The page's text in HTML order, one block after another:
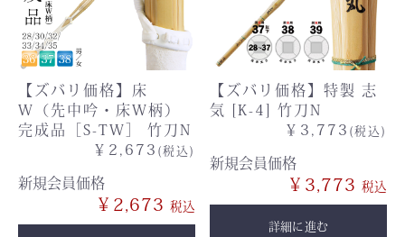
【ズバリ価格】床
W（先中吟・床W柄）
完成品［S-TW］ 竹刀N
￥2,673 (税込)
新規会員価格
￥2,673
【ズバリ価格】特製 志
気 [K-4] 竹刀N
￥3,773 (税込)
新規会員価格
￥3,773
詳細に進む